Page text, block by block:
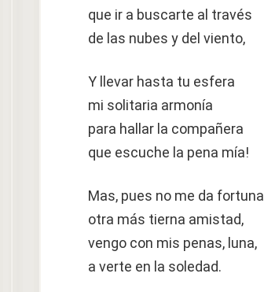
que ir a buscarte al través
de las nubes y del viento,
Y llevar hasta tu esfera
mi solitaria armonía
para hallar la compañera
que escuche la pena mía!
Mas, pues no me da fortuna
otra más tierna amistad,
vengo con mis penas, luna,
a verte en la soledad.